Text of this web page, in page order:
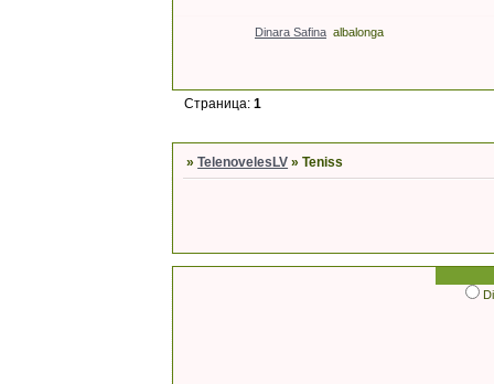
Dinara Safina albalonga
Страница:1
»TelenovelesLV »Teniss